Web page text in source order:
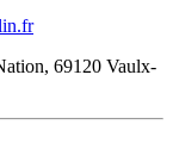
69120 Vaulx-